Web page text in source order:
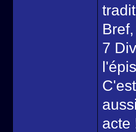
7
acte